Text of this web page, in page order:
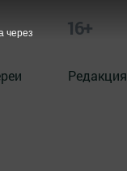
16+
Редакция
через